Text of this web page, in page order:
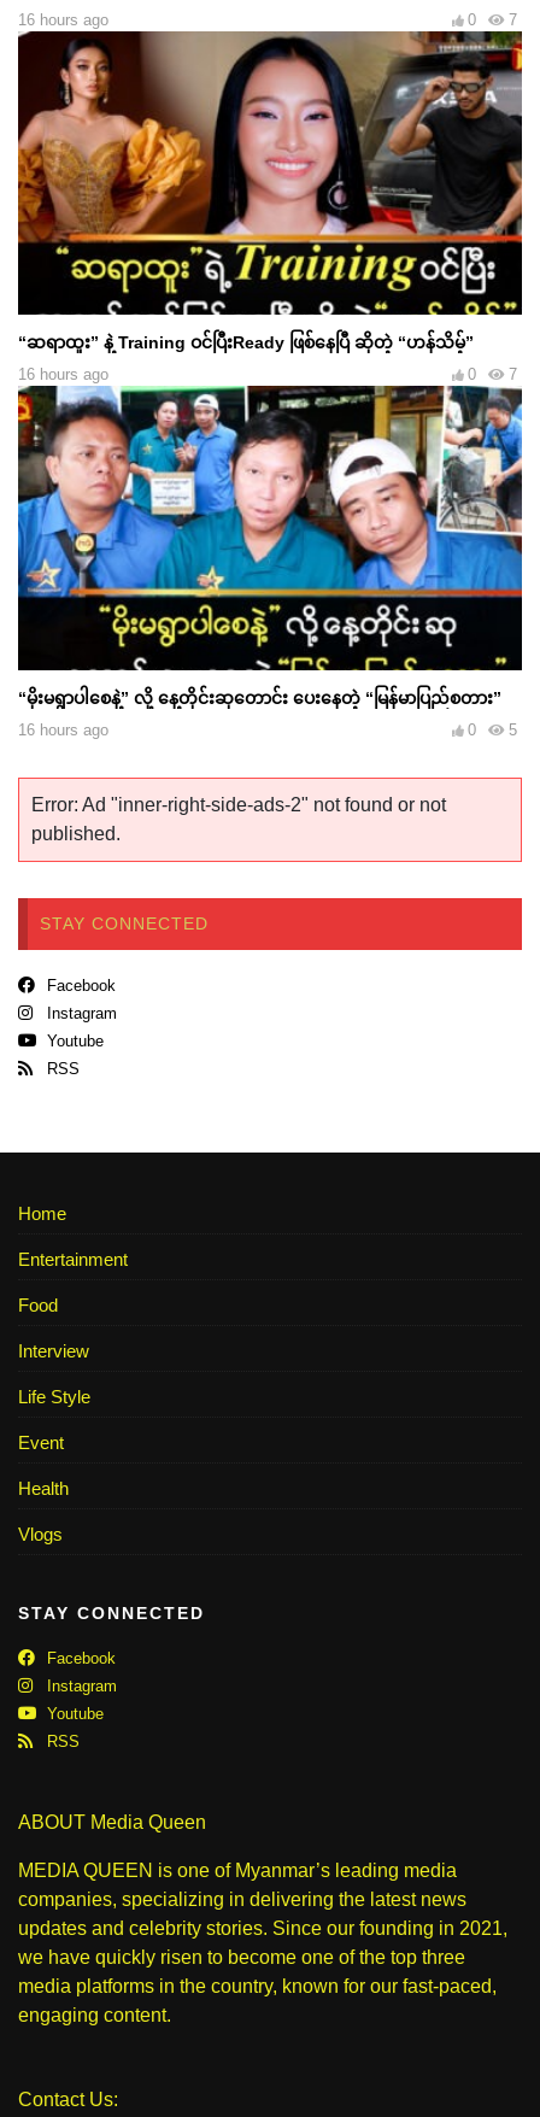
16 hours ago 7
0
“ဆရာထူး” နဲ့ Training ဝင်ပြီးReady ဖြစ်နေပြီ ဆိုတဲ့ “ဟန်သိမ့်”
16 hours ago 7
0
“မိုးမရွာပါစေနဲ့” လို့ နေ့တိုင်းဆုတောင်း ပေးနေတဲ့ “မြန်မာပြည်စတား”
16 hours ago 5
0
Error: Ad "inner-right-side-ads-2" not found or not
published.
STAY CONNECTED
Facebook
Instagram
Youtube
RSS
Home
Entertainment
Food
Interview
Life Style
Event
Health
Vlogs
STAY CONNECTED
Facebook
Instagram
Youtube
RSS
ABOUT Media Queen
MEDIA QUEEN is one of Myanmar’s leading media
companies, specializing in delivering the latest news
updates and celebrity stories. Since our founding in 2021,
we have quickly risen to become one of the top three
media platforms in the country, known for our fast-paced,
engaging content.
Contact Us: